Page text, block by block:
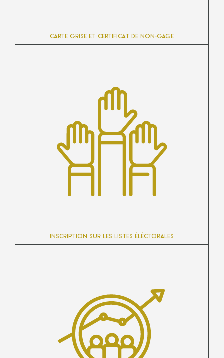
Carte grise et certificat de non-gage
Inscription sur les listes éléctorales